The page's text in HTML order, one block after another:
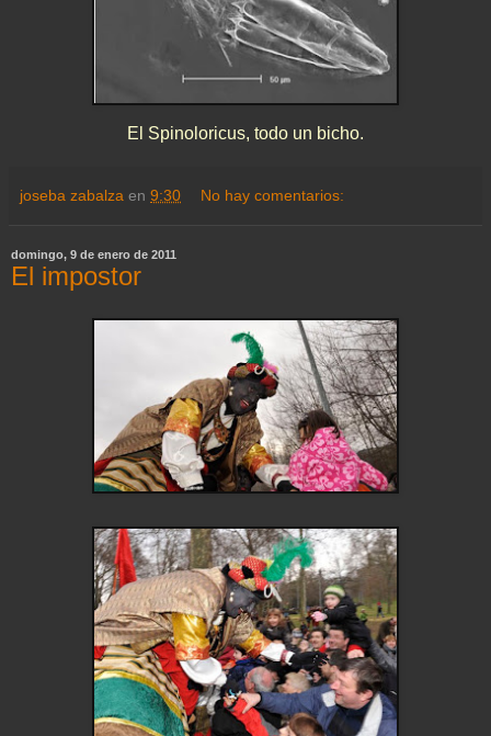
El Spinoloricus, todo un bicho.
joseba zabalza en 9:30 No hay comentarios:
domingo, 9 de enero de 2011
El impostor